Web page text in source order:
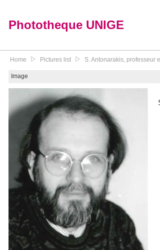
Phototheque UNIGE
Home Pictures list S. Antonarakis, professeur
Image